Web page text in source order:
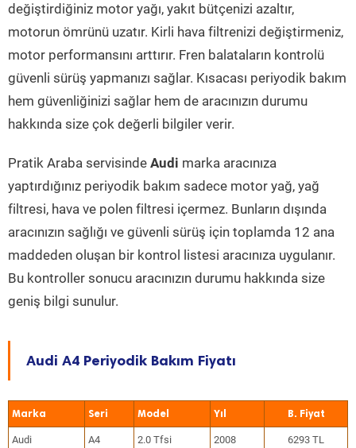
değiştirdiğiniz motor yağı, yakıt bütçenizi azaltır,
motorun ömrünü uzatır. Kirli hava filtrenizi değiştirmeniz,
motor performansını arttırır. Fren balataların kontrolü
güvenli sürüş yapmanızı sağlar. Kısacası periyodik bakım
hem güvenliğinizi sağlar hem de aracınızın durumu
hakkında size çok değerli bilgiler verir.
Pratik Araba servisinde Audi marka aracınıza
yaptırdığınız periyodik bakım sadece motor yağ, yağ
filtresi, hava ve polen filtresi içermez. Bunların dışında
aracınızın sağlığı ve güvenli sürüş için toplamda 12 ana
maddeden oluşan bir kontrol listesi aracınıza uygulanır.
Bu kontroller sonucu aracınızın durumu hakkında size
geniş bilgi sunulur.
Audi A4 Periyodik Bakım Fiyatı
Marka Seri Model Yıl
Audi A4 2.0 Tfsi 2008 6293 TL